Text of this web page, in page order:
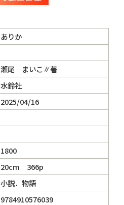
ありか
瀬尾 まいこ∥著
水鈴社
2025/04/16
1800
20cm 366p
小説．物語
9784910576039